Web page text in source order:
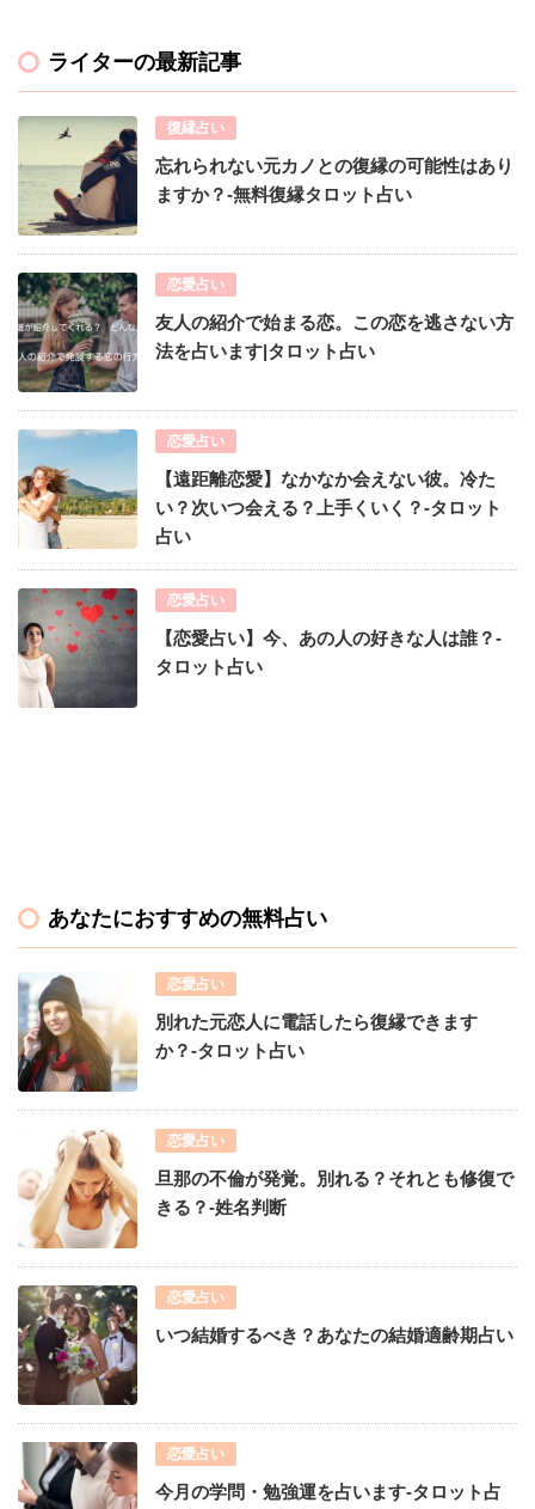
ライターの最新記事
復縁占い
忘れられない元カノとの復縁の可能性はあり
ますか？-無料復縁タロット占い
恋愛占い
友人の紹介で始まる恋。この恋を逃さない方
法を占います|タロット占い
恋愛占い
【遠距離恋愛】なかなか会えない彼。冷た
い？次いつ会える？上手くいく？-タロット
占い
恋愛占い
【恋愛占い】今、あの人の好きな人は誰？-
タロット占い
あなたにおすすめの無料占い
恋愛占い
別れた元恋人に電話したら復縁できます
か？-タロット占い
恋愛占い
旦那の不倫が発覚。別れる？それとも修復で
きる？-姓名判断
恋愛占い
いつ結婚するべき？あなたの結婚適齢期占い
恋愛占い
今月の学問・勉強運を占います-タロット占